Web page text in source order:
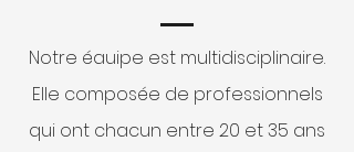
Notre éauipe est multidisciplinaire.
Elle composée de professionnels
qui ont chacun entre 20 et 35 ans